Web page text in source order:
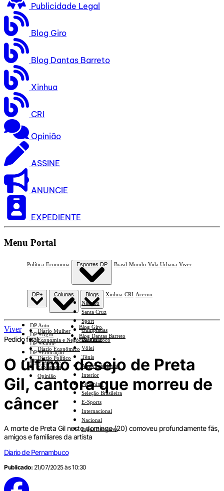
Publicidade Legal
Blog Giro
Blog Dantas Barreto
Xinhua
CRI
Opinião
ASSINE
ANUNCIE
EXPEDIENTE
Menu Portal
Política Economia Esportes DP
Náutico
Santa Cruz
Sport
Olimpíadas
Basquete
Vôlei
Tênis
Automobilismo
Interior
Feminino
Seleção Brasileira
E-Sports
Internacional
Nacional
Jogos Escolares
Brasil Mundo Vida Urbana Viver
DP+
DP Auto
DP +Agro
DP +Saúde
DP +Educação
DP +Ciências
Colunas
Diario Mulher
Economia e Negócios Em Foco
Diario Econômico
Diario Político
Esplanada
Opinião
Blogs
Blog Giro
Blog Dantas Barreto
Xinhua CRI Acervo
Viver
Pedido final
O último desejo de Preta
Gil, cantora que morreu de
câncer
A morte de Preta Gil neste domingo (20) comoveu profundamente fãs,
amigos e familiares da artista
Diario de Pernambuco
Publicado: 21/07/2025 às 10:30